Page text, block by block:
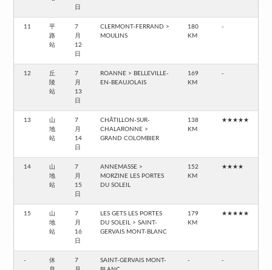
日
11
平
路
站
7
月
12
日
CLERMONT-FERRAND >
MOULINS
180
KM
-
12
丘
陵
站
7
月
13
日
ROANNE > BELLEVILLE-
EN-BEAUJOLAIS
169
KM
-
13
山
地
站
7
月
14
日
CHÂTILLON-SUR-
CHALARONNE >
GRAND COLOMBIER
138
KM
★★★★★
14
山
地
站
7
月
15
日
ANNEMASSE >
MORZINE LES PORTES
DU SOLEIL
152
KM
★★★★
15
山
地
站
7
月
16
日
LES GETS LES PORTES
DU SOLEIL > SAINT-
GERVAIS MONT-BLANC
179
KM
★★★★★
-
休
7
SAINT-GERVAIS MONT-
- -